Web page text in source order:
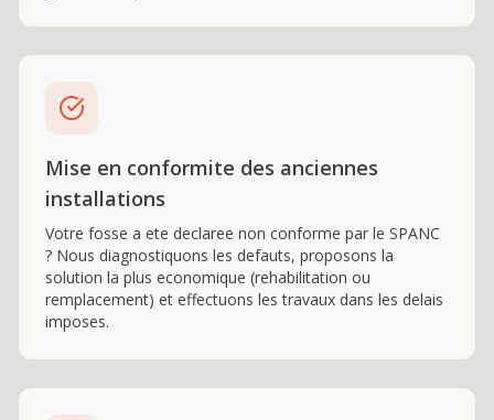
Mise en conformite des anciennes
installations
Votre fosse a ete declaree non conforme par le SPANC
? Nous diagnostiquons les defauts, proposons la
solution la plus economique (rehabilitation ou
remplacement) et effectuons les travaux dans les delais
imposes.